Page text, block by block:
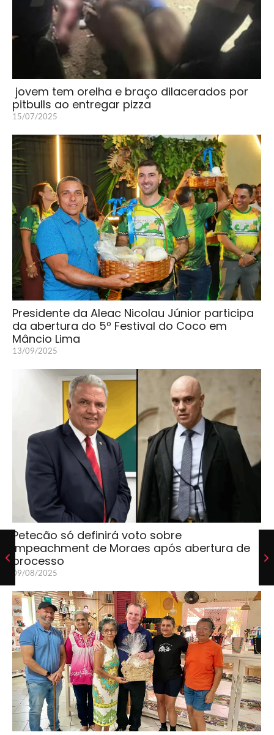
jovem tem orelha e braço dilacerados por
pitbulls ao entregar pizza
15/07/2025
Presidente da Aleac Nicolau Júnior participa
da abertura do 5º Festival do Coco em
Mâncio Lima
13/09/2025
Petecão só definirá voto sobre
impeachment de Moraes após abertura de
processo
09/08/2025